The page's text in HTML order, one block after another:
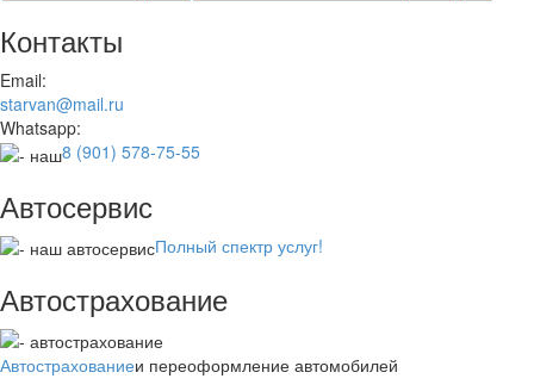
Контакты
Email:
starvan@mail.ru
Whatsapp:
8 (901) 578-75-55
Автосервис
Полный спектр услуг!
Автострахование
Автострахованиеи переоформление автомобилей